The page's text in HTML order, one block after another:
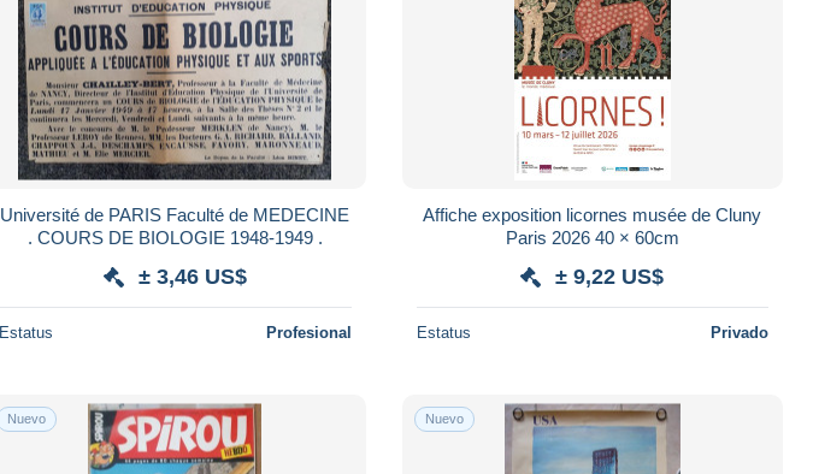
Université de PARIS Faculté de MEDECINE
. COURS DE BIOLOGIE 1948-1949 .
± 3,46 US$
Estatus Profesional
Affiche exposition licornes musée de Cluny
Paris 2026 40 × 60cm
± 9,22 US$
Estatus Privado
Nuevo Nuevo